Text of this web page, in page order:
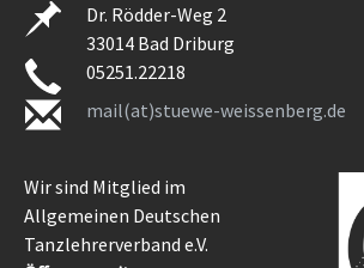
Dr. Rödder-Weg 2
33014 Bad Driburg
05251.22218
mail(at)stuewe-weissenberg.de
Wir sind Mitglied im
Allgemeinen Deutschen
Tanzlehrerverband e.V.